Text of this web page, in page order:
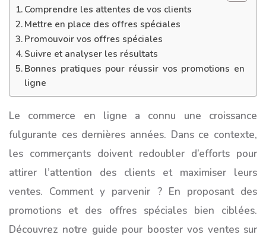
Comprendre les attentes de vos clients
Mettre en place des offres spéciales
Promouvoir vos offres spéciales
Suivre et analyser les résultats
Bonnes pratiques pour réussir vos promotions en
ligne
Le commerce en ligne a connu une croissance
fulgurante ces dernières années. Dans ce contexte,
les commerçants doivent redoubler d’efforts pour
attirer l’attention des clients et maximiser leurs
ventes. Comment y parvenir ? En proposant des
promotions et des offres spéciales bien ciblées.
Découvrez notre guide pour booster vos ventes sur